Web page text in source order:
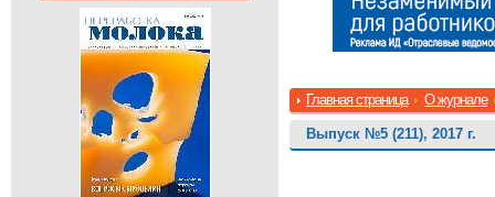
Главная страница О журнале
Выпуск №5 (211), 2017 г.